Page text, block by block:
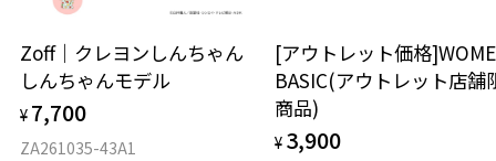
お持ちのZoffメガネサイズを確認するには？
仕上がり寸法
D 仕上がりの横幅：約130mm
安心2 視力測定無料
視力の変化を早めに発見するために、定期的な視
力測定をおすすめいたします。
＜メガネの度数情報がわからない方へ＞
オンラインストアでフレームのみ購入して、
実店舗で度付きにできます
ご購入時に「レンズ交換券」をお選びいただくと、実店舗で
度数を測定のうえ、度付きレンズ（標準セットレンズ）へ無
Zoff｜クレヨンしんちゃん
しんちゃんモデル
¥ 7,700
ZA261035-43A1
[アウトレット価格
BASIC(アウトレット店舗
商品)
¥ 3,900